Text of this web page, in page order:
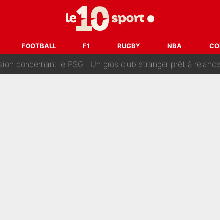
FOOTBALL F1 RUGBY NBA
en 2027 ? L'IA prédit déjà les deux joueurs qui
90 % des Français» : Voilà combien touchait Nelson Monfort sur
le PSG : Un gros club étranger prêt à relancer le feuilleton pour